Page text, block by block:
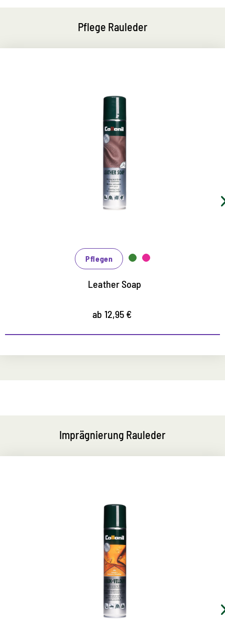
Pflege Rauleder
Ergiebige Reinigungseife
reinigt gründlich, wirkt rückfettend
pflegt und schützt besonders schonend
sanft schäumend, für Glattleder, Synthetik und
Pflegen
Leather Soap
ab 12,95 €
Imprägnierung Rauleder
Farbpflegespray
pflegt Rauleder, Veloursleder und Nubuk
der farblose Spray bietet zusätzlich einen
mit aktiver Farbauffrischung